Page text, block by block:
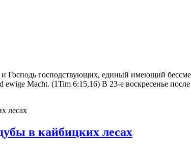
Господь господствующих, единый имеющий
ewige Macht. (1Tim 6:15,16) В 23-е воскресенье
в кайбицких лесах